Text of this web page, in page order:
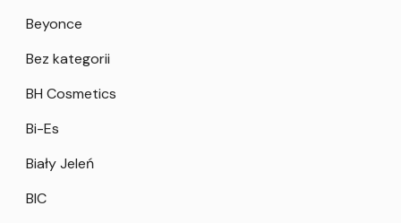
Beyonce
Bez kategorii
BH Cosmetics
Bi-Es
Biały Jeleń
BIC